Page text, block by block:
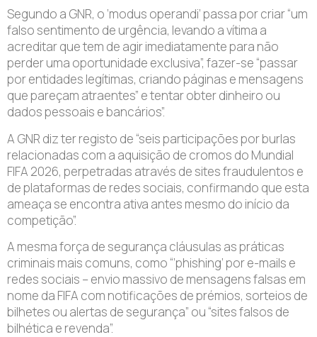
Segundo a GNR, o ‘modus operandi’ passa por criar “um
falso sentimento de urgência, levando a vítima a
acreditar que tem de agir imediatamente para não
perder uma oportunidade exclusiva”, fazer-se “passar
por entidades legítimas, criando páginas e mensagens
que pareçam atraentes” e tentar obter dinheiro ou
dados pessoais e bancários”.
A GNR diz ter registo de “seis participações por burlas
relacionadas com a aquisição de cromos do Mundial
FIFA 2026, perpetradas através de sites fraudulentos e
de plataformas de redes sociais, confirmando que esta
ameaça se encontra ativa antes mesmo do início da
competição”.
A mesma força de segurança cláusulas as práticas
criminais mais comuns, como “’phishing’ por e-mails e
redes sociais – envio massivo de mensagens falsas em
nome da FIFA com notificações de prémios, sorteios de
bilhetes ou alertas de segurança” ou “sites falsos de
bilhética e revenda”.